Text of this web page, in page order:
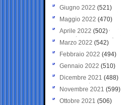
Giugno 2022 (521)
Maggio 2022 (470)
Aprile 2022 (502)
Marzo 2022 (542)
Febbraio 2022 (494)
Gennaio 2022 (510)
Dicembre 2021 (488)
Novembre 2021 (599)
Ottobre 2021 (506)